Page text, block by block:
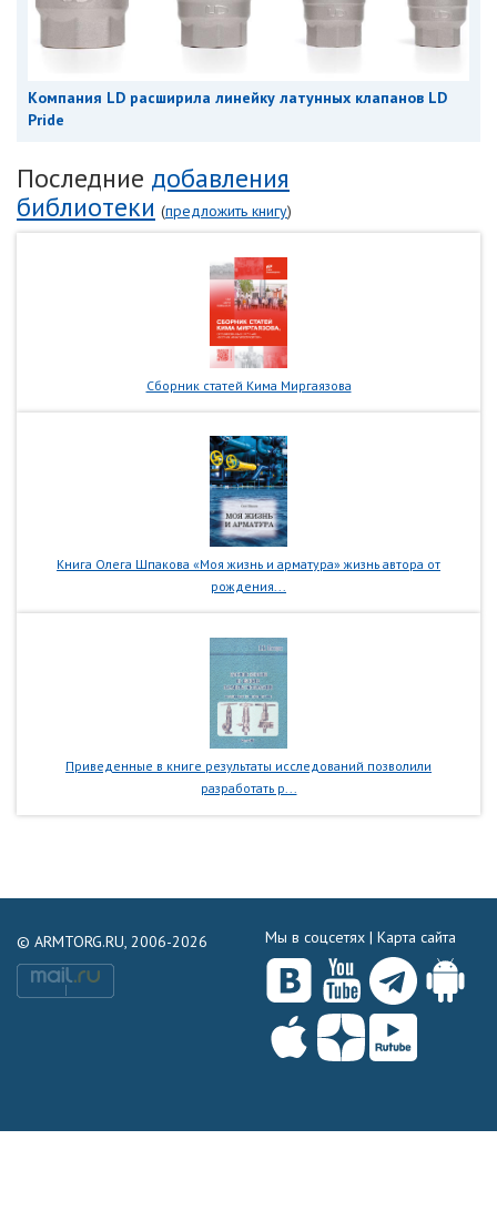
Компания LD расширила линейку латунных клапанов LD
Pride
Последние добавления
библиотеки (предложить книгу)
Сборник статей Кима Миргаязова
Книга Олега Шпакова «Моя жизнь и арматура» жизнь автора от
рождения...
Приведенные в книге результаты исследований позволили
разработать р...
© ARMTORG.RU, 2006-2026 Мы в соцсетях | Карта сайта